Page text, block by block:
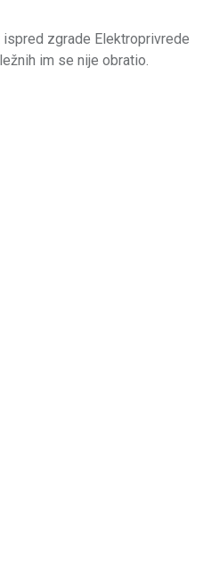
zgrade Elektroprivrede
im se nije obratio.